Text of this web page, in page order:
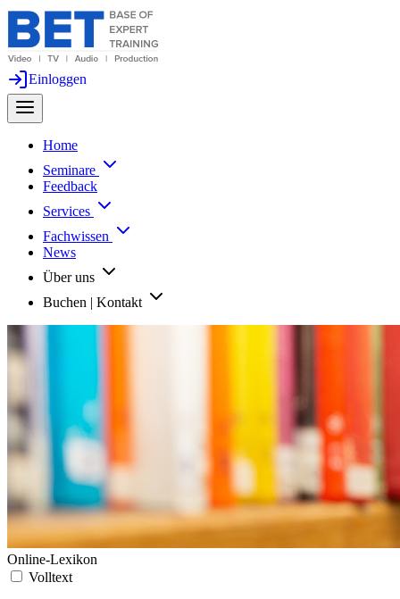
Einloggen
Home
Seminare
Feedback
Services
Fachwissen
News
Über uns
Buchen | Kontakt
Online-Lexikon
Volltext